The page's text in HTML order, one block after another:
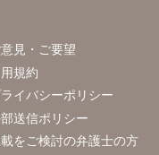
意見・ご要望
規約
イバシーポリシー
送信ポリシー
をご検討の弁護士の方